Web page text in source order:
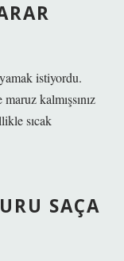
istiyordu.
kalmışsınız
sıcak
SAÇA